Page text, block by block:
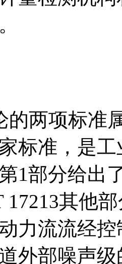
的两项标准
标准，是
1部分给出
17213其他
力流流经
外部噪声